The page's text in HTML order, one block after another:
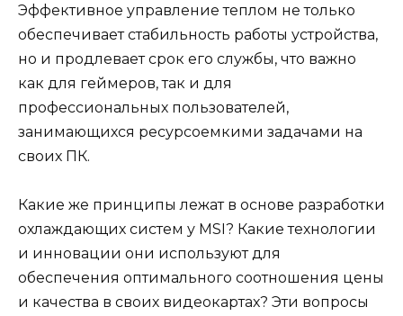
Эффективное управление теплом не только
обеспечивает стабильность работы устройства,
но и продлевает срок его службы, что важно
как для геймеров, так и для
профессиональных пользователей,
занимающихся ресурсоемкими задачами на
своих ПК.
Какие же принципы лежат в основе разработки
охлаждающих систем у MSI? Какие технологии
и инновации они используют для
обеспечения оптимального соотношения цены
и качества в своих видеокартах? Эти вопросы